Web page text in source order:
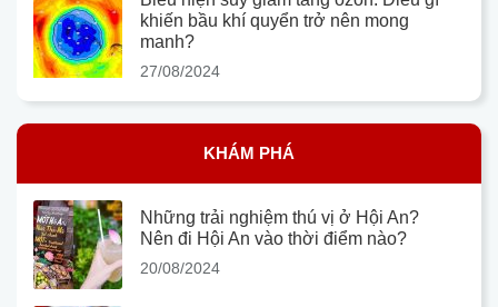
khiến bầu khí quyển trở nên mong
manh?
27/08/2024
KHÁM PHÁ
Những trải nghiệm thú vị ở Hội An?
Nên đi Hội An vào thời điểm nào?
20/08/2024